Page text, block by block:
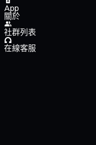
App
關於
社群列表
在線客服